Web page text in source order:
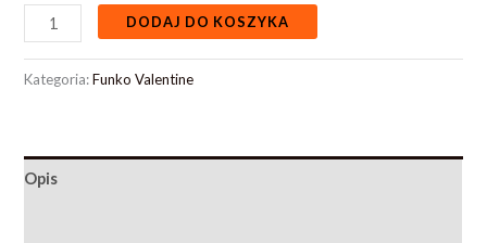
DODAJ DO KOSZYKA
Kategoria:Funko Valentine
Opis